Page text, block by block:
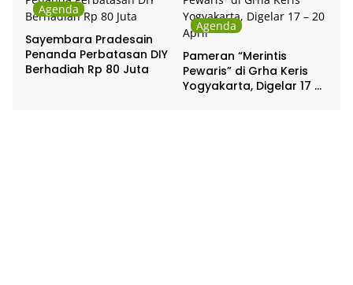
Agenda
Sayembara Pradesain
Penanda Perbatasan DIY
Berhadiah Rp 80 Juta
Agenda
Pameran “Merintis
Pewaris” di Grha Keris
Yogyakarta, Digelar 17 –